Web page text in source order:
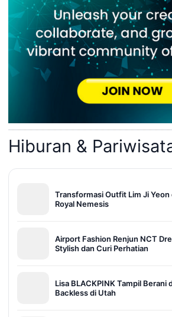
Hiburan &
Transformasi Outfit Lim Ji Yeon
Royal Nemesis
Airport Fashion Renjun NCT
Stylish dan Curi Perhatian
Lisa BLACKPINK Tampil Berani
Backless di Utah